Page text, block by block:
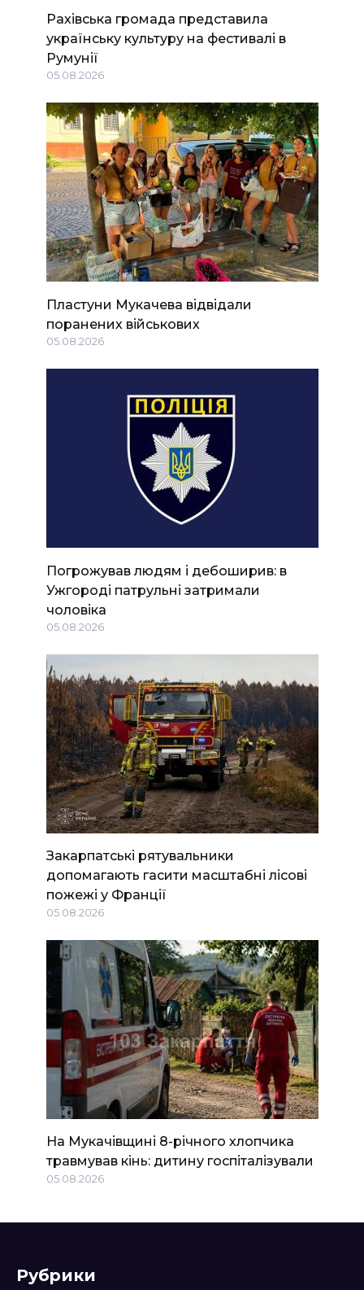
Рахівська громада представила
українську культуру на фестивалі в
Румунії
05.08.2026
Пластуни Мукачева відвідали
поранених військових
05.08.2026
Погрожував людям і дебоширив: в
Ужгороді патрульні затримали
чоловіка
05.08.2026
Закарпатські рятувальники
допомагають гасити масштабні лісові
пожежі у Франції
05.08.2026
На Мукачівщині 8-річного хлопчика
травмував кінь: дитину госпіталізували
05.08.2026
Рубрики